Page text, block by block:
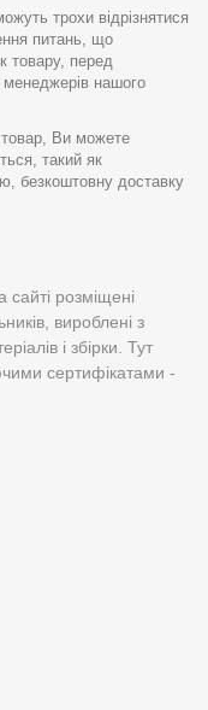
трохи відрізнятися
питань, що
товару, перед
нашого
Ви можете
такий як
безкоштовну доставку
розміщені
вироблені з
і збірки. Тут
сертифікатами -